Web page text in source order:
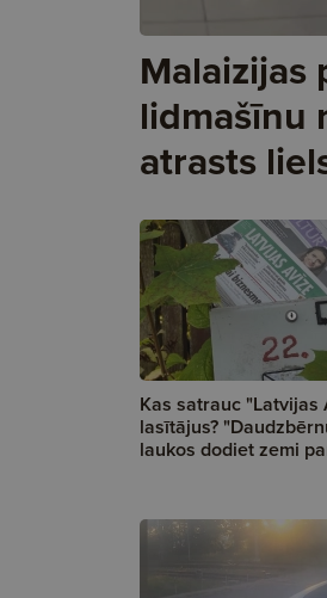
Malaizijas
lidmašīnu
atrasts
Kas satrauc "Latvijas
lasītājus?
laukos dodiet zemi